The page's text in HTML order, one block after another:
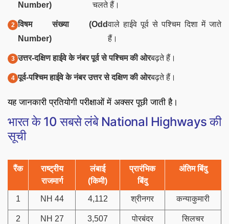
Number)
चलते हैं।
विषम संख्या (Odd
Number)
वाले हाईवे पूर्व से पश्चिम दिशा में जाते
हैं।
उत्तर-दक्षिण हाईवे के नंबर पूर्व से पश्चिम की ओरबढ़ते हैं।
पूर्व-पश्चिम हाईवे के नंबर उत्तर से दक्षिण की ओरबढ़ते हैं।
यह जानकारी प्रतियोगी परीक्षाओं में अक्सर पूछी जाती है।
भारत के 10 सबसे लंबे National Highways की
सूची
रैंक
राष्ट्रीय
राजमार्ग
लंबाई
(किमी)
प्रारंभिक
बिंदु
अंतिम बिंदु
1 NH 44 4,112 श्रीनगर कन्याकुमारी
2 NH 27 3,507 पोरबंदर सिलचर